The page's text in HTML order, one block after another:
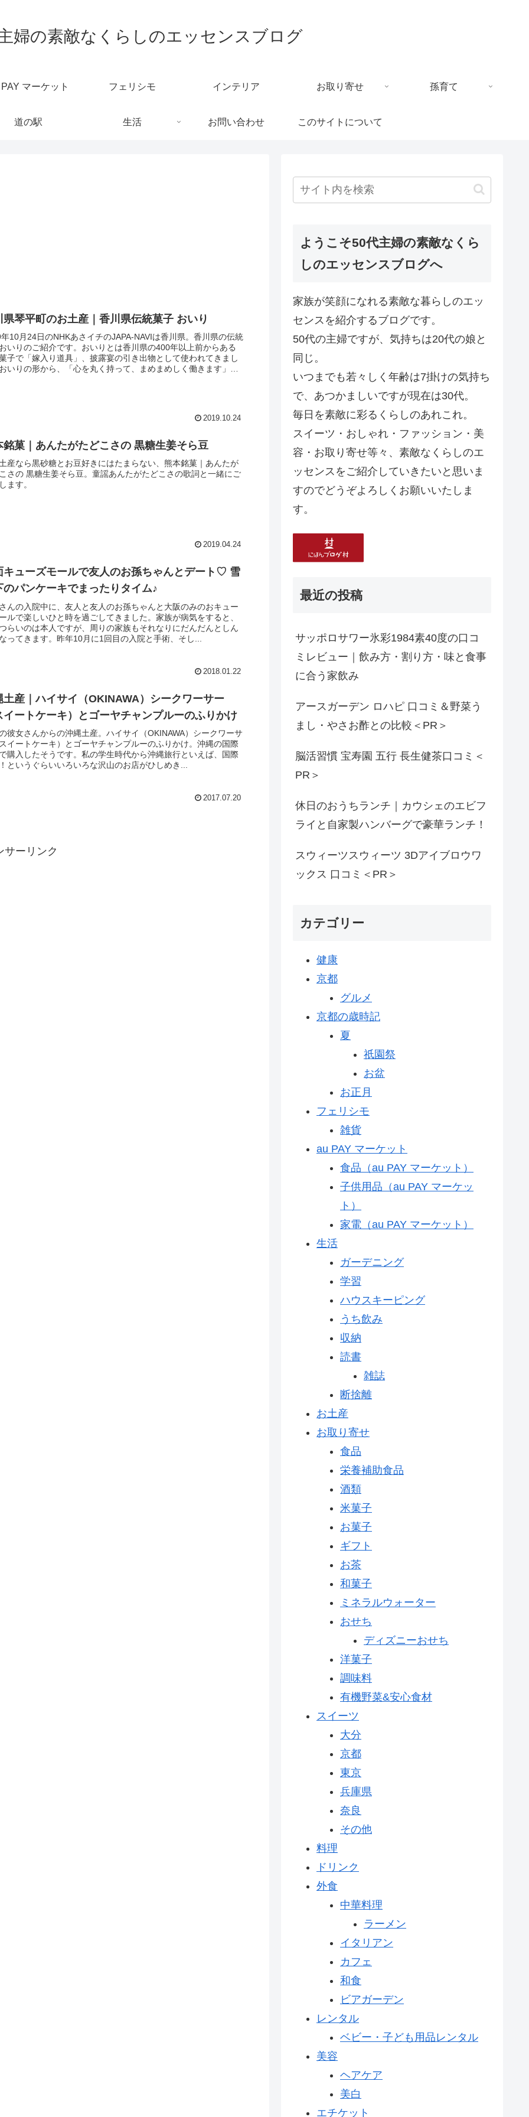
婦の素敵なくらしのエッセンスブログ
マーケット フェリシモ インテリア お取り寄せ 孫育て
道の駅 生活 お問い合わせ このサイトについて
県琴平町のお土産｜香川県伝統菓子 おいり
10月24日のNHKあさイチのJAPA-NAVIは香川県。香川県の伝統
いりのご紹介です。おいりとは香川県の400年以上前からある
子で「嫁入り道具」、披露宴の引き出物として使われてきまし
いりの形から、「心を丸く持って、まめまめしく働きます」と
2019.10.24
銘菓｜あんたがたどこさの 黒糖生姜そら豆
産なら黒砂糖とお豆好きにはたまらない、熊本銘菓｜あんたが
さの 黒糖生姜そら豆。童謡あんたがたどこさの歌詞と一緒にご
ます。
2019.04.24
キューズモールで友人のお孫ちゃんとデート♡ 雪
のパンケーキでまったりタイム♪
んの入院中に、友人と友人のお孫ちゃんと大阪のみのおキュー
ルで楽しいひと時を過ごしてきました。家族が病気をすると、
らいのは本人ですが、周りの家族もそれなりにだんだんとしん
ってきます。昨年10月に1回目の入院と手術、そし...
2018.01.22
土産｜ハイサイ（OKINAWA）シークワーサー
イートケーキ）とゴーヤチャンプルーのふりかけ
彼女さんからの沖縄土産。ハイサイ（OKINAWA）シークワーサ
イートケーキ）とゴーヤチャンプルーのふりかけ。沖縄の国際
購入したそうです。私の学生時代から沖縄旅行といえば、国際
というぐらいいろいろな沢山のお店がひしめき...
2017.07.20
サーリンク
ようこそ50代主婦の素敵なくら
しのエッセンスブログへ
家族が笑顔になれる素敵な暮らしのエッ
センスを紹介するブログです。
50代の主婦ですが、気持ちは20代の娘と
同じ。
いつまでも若々しく年齢は7掛けの気持ち
で、あつかましいですが現在は30代。
毎日を素敵に彩るくらしのあれこれ。
スイーツ・おしゃれ・ファッション・美
容・お取り寄せ等々、素敵なくらしのエ
ッセンスをご紹介していきたいと思いま
すのでどうぞよろしくお願いいたしま
す。
最近の投稿
サッポロサワー氷彩1984素40度の口コ
ミレビュー｜飲み方・割り方・味と食事
に合う家飲み
アースガーデン ロハピ 口コミ＆野菜う
まし・やさお酢との比較＜PR＞
脳活習慣 宝寿園 五行 長生健茶口コミ＜
PR＞
休日のおうちランチ｜カウシェのエビフ
ライと自家製ハンバーグで豪華ランチ！
スウィーツスウィーツ 3Dアイブロウワ
ックス 口コミ＜PR＞
カテゴリー
健康
京都
グルメ
京都の歳時記
夏
祇園祭
お盆
お正月
フェリシモ
雑貨
au PAY マーケット
食品（au PAY マーケット）
子供用品（au PAY マーケッ
ト）
家電（au PAY マーケット）
生活
ガーデニング
学習
ハウスキーピング
うち飲み
収納
読書
雑誌
断捨離
お土産
お取り寄せ
食品
栄養補助食品
酒類
米菓子
お菓子
ギフト
お茶
和菓子
ミネラルウォーター
おせち
ディズニーおせち
洋菓子
調味料
有機野菜&安心食材
スイーツ
大分
京都
東京
兵庫県
奈良
その他
料理
ドリンク
外食
中華料理
ラーメン
イタリアン
カフェ
和食
ビアガーデン
レンタル
ベビー・子ども用品レンタル
美容
ヘアケア
美白
エチケット